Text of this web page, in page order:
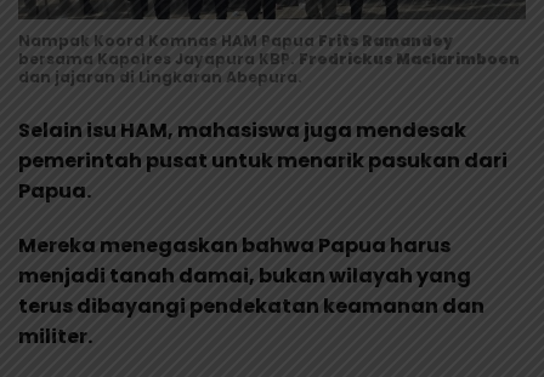
Nampak Koord Komnas HAM Papua Frits Ramandey
bersama Kapolres Jayapura KBP. Fredrickus Maclarimboen
dan jajaran di Lingkaran Abepura.
Selain isu HAM, mahasiswa juga mendesak
pemerintah pusat untuk menarik pasukan dari
Papua.
Mereka menegaskan bahwa Papua harus
menjadi tanah damai, bukan wilayah yang
terus dibayangi pendekatan keamanan dan
militer.